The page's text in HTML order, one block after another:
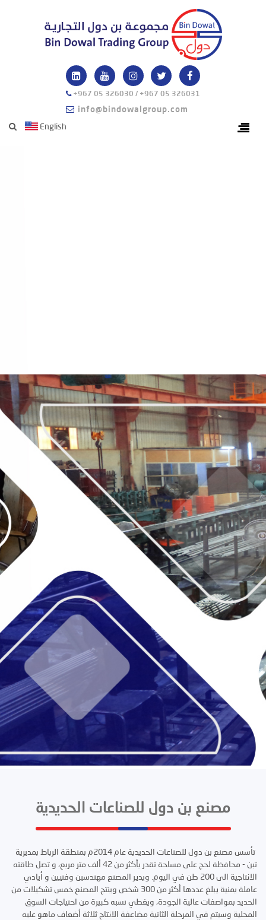
+967 05 326030 / +967 05 326031
info@bindowalgroup.com
English
مصنع بن دول للصناعات الحديدية
تأسس مصنع بن دول للصناعات الحديدية عام 2014م بمنطقة الرباط بمديرية
تبن - محافظة لحج على مساحة تقدر بأكثر من 42 ألف متر مربع، و تصل طاقته
الانتاجية الى 200 طن في اليوم. ويدير المصنع مهندسين وفنيين و أيادي
عاملة يمنية يبلغ عددها أكثر من 300 شخص وينتج المصنع خمس تشكيلات من
الحديد بمواصفات عالية الجودة، ويغطي نسبه كبيرة من احتياجات السوق
المحلية وسيتم في المرحلة الثانية مضاعفة الانتاج ثلاثة أضعاف ماهو عليه